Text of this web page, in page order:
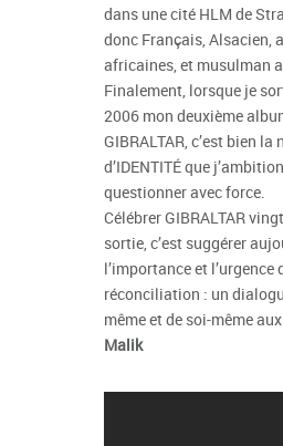
dans une cité HLM de
donc Français, Alsacien,
africaines, et musulman
Finalement, lorsque je
2006 mon deuxième
GIBRALTAR, c’est bien la
d’IDENTITÉ que
questionner avec force.
Célébrer GIBRALTAR
sortie, c’est suggérer
l’importance et l’urgence
réconciliation : un
même et de soi-même
Malik